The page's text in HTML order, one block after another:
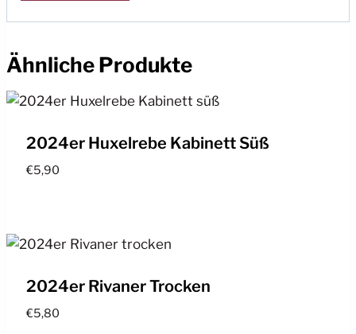
Ähnliche Produkte
2024er Huxelrebe Kabinett Süß
€5,90
2024er Rivaner Trocken
€5,80